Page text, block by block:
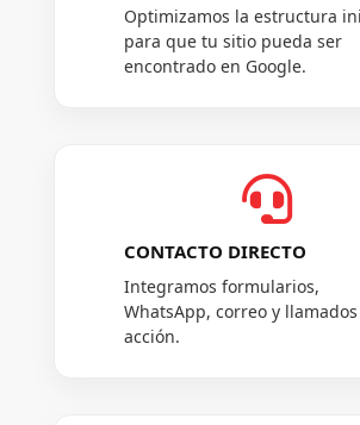
Optimizamos la estructura
para que tu sitio pueda ser
encontrado en Google.

CONTACTO DIRECTO
Integramos formularios,
WhatsApp, correo y
acción.